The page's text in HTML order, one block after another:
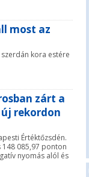
most az
kora estére
zárt a
új rekordon
Értéktőzsdén.
085,97 ponton
nyomás alól és